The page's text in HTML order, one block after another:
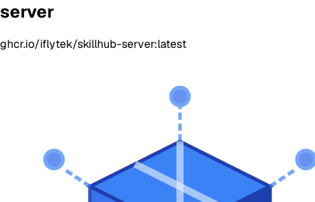
server
ghcr.io/iflytek/skillhub-server:latest